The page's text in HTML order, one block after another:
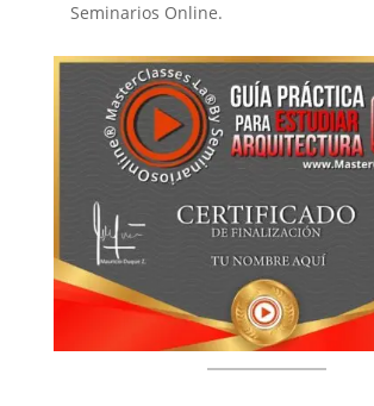
Seminarios Online.